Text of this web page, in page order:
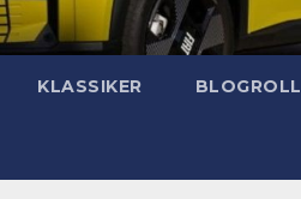
KLASSIKER BLOGROLL